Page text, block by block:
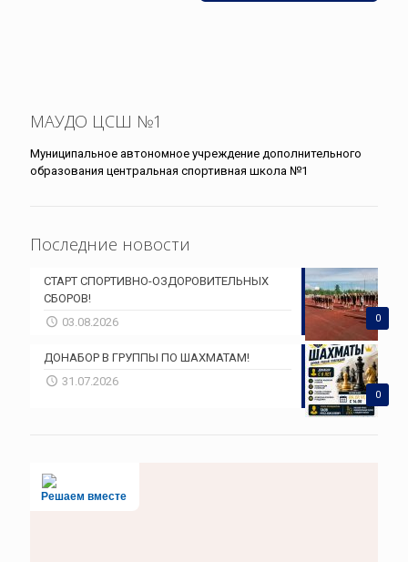
МАУДО ЦСШ №1
Муниципальное автономное учреждение дополнительного
образования центральная спортивная школа №1
Последние новости
0
СТАРТ СПОРТИВНО-ОЗДОРОВИТЕЛЬНЫХ
СБОРОВ!
03.08.2026
0
ДОНАБОР В ГРУППЫ ПО ШАХМАТАМ!
31.07.2026
Решаем вместе